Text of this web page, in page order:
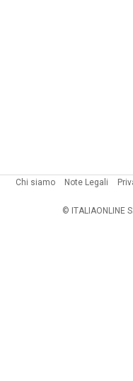
Chi siamo Note Legali
© ITALIAONLINE